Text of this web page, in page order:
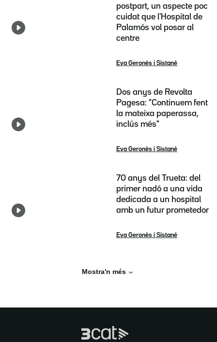
postpart, un aspecte poc
cuidat que l'Hospital de
Palamós vol posar al
centre
Eva Geronès i Sistané
Dos anys de Revolta
Pagesa: "Continuem fent
la mateixa paperassa,
inclús més"
Eva Geronès i Sistané
70 anys del Trueta: del
primer nadó a una vida
dedicada a un hospital
amb un futur prometedor
Eva Geronès i Sistané
Mostra'n més